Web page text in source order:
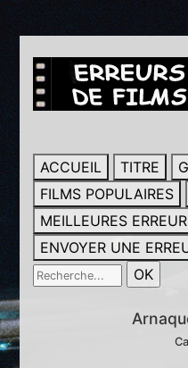
ACCUEIL TITRE
FILMS POPULAIRES
MEILLEURES
ENVOYER UNE